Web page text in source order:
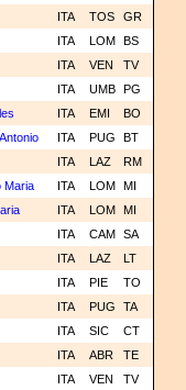
ITA TOS GR
ITA LOM BS
ITA VEN TV
ITA UMB PG
ITA EMI BO
ITA PUG BT
ITA LAZ RM
Maria ITA LOM MI
ITA LOM MI
ITA CAM SA
ITA LAZ LT
ITA PIE TO
ITA PUG TA
ITA SIC CT
ITA ABR TE
ITA VEN TV